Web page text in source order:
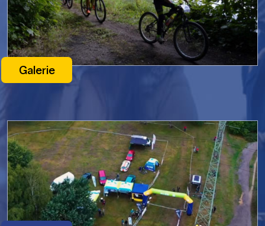
Galerie